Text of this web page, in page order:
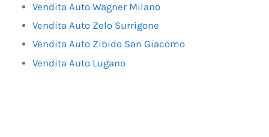
Vendita Auto Wagner Milano
Vendita Auto Zelo Surrigone
Vendita Auto Zibido San Giacomo
Vendita Auto Lugano